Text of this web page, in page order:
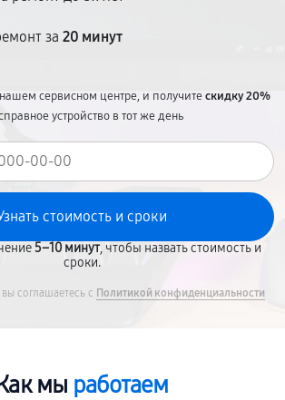
за 20 минут
сервисном центре, и получитескидку 20%
устройство в тот же день
5–10 минут, чтобы назвать стоимость и
сроки.
соглашаетесь с Политикой конфиденциальности
Как мы работаем